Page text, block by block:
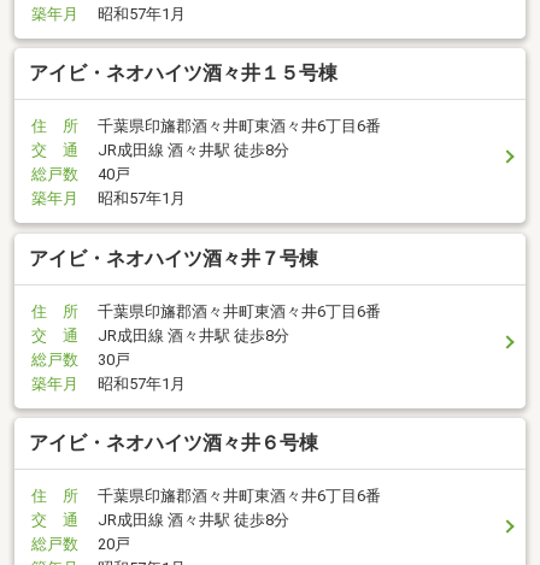
築年月
昭和57年1月
アイビ・ネオハイツ酒々井１５号棟
住 所
千葉県印旛郡酒々井町東酒々井6丁目6番
交 通
JR成田線 酒々井駅 徒歩8分
総戸数
40戸
築年月
昭和57年1月
アイビ・ネオハイツ酒々井７号棟
住 所
千葉県印旛郡酒々井町東酒々井6丁目6番
交 通
JR成田線 酒々井駅 徒歩8分
総戸数
30戸
築年月
昭和57年1月
アイビ・ネオハイツ酒々井６号棟
住 所
千葉県印旛郡酒々井町東酒々井6丁目6番
交 通
JR成田線 酒々井駅 徒歩8分
総戸数
20戸